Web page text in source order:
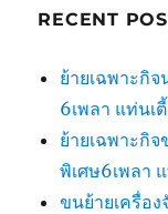
RECENT
ย้ายเฉพาะกิ
6เพลา แท่นเ
ย้ายเฉพาะกิ
พิเศษ6เพลา
ขนย้ายเครื่อ